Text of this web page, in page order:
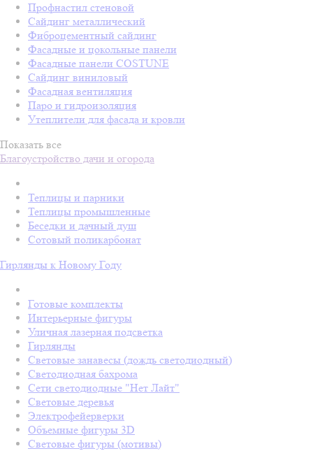
Профнастил стеновой
Сайдинг металлический
Фиброцементный сайдинг
Фасадные и цокольные панели
Фасадные панели COSTUNE
Сайдинг виниловый
Фасадная вентиляция
Паро и гидроизоляция
Утеплители для фасада и кровли
Показать все
Благоустройство дачи и огорода
Теплицы и парники
Теплицы промышленные
Беседки и дачный душ
Сотовый поликарбонат
Гирлянды к Новому Году
Готовые комплекты
Интерьерные фигуры
Уличная лазерная подсветка
Гирлянды
Световые занавесы (дождь светодиодный)
Светодиодная бахрома
Сети светодиодные "Нет Лайт"
Световые деревья
Электрофейерверки
Объемные фигуры 3D
Световые фигуры (мотивы)